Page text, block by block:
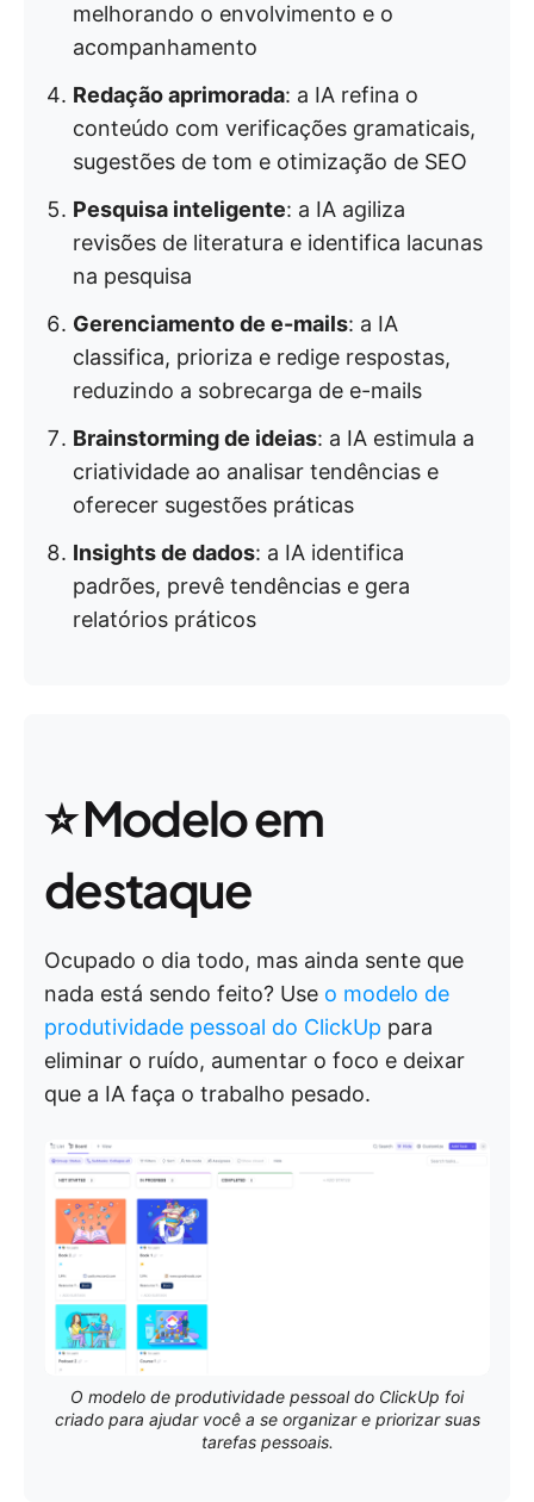
melhorando o envolvimento e o
acompanhamento
Redação aprimorada: a IA refina o
conteúdo com verificações gramaticais,
sugestões de tom e otimização de SEO
Pesquisa inteligente: a IA agiliza
revisões de literatura e identifica lacunas
na pesquisa
Gerenciamento de e-mails: a IA
classifica, prioriza e redige respostas,
reduzindo a sobrecarga de e-mails
Brainstorming de ideias: a IA estimula a
criatividade ao analisar tendências e
oferecer sugestões práticas
Insights de dados: a IA identifica
padrões, prevê tendências e gera
relatórios práticos
⭐ Modelo em
destaque
Ocupado o dia todo, mas ainda sente que
nada está sendo feito? Use o modelo de
produtividade pessoal do ClickUp para
eliminar o ruído, aumentar o foco e deixar
que a IA faça o trabalho pesado.
O modelo de produtividade pessoal do ClickUp foi
criado para ajudar você a se organizar e priorizar suas
tarefas pessoais.